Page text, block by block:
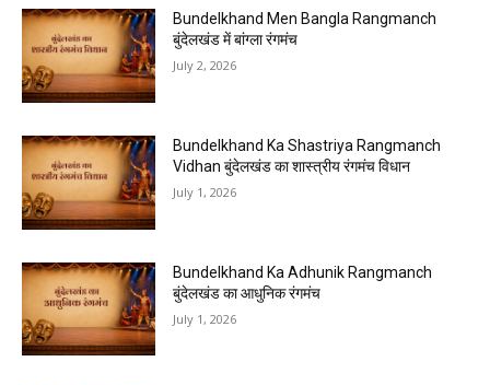
Bundelkhand Men Bangla Rangmanch
बुंदेलखंड में बांग्ला रंगमंच
July 2, 2026
Bundelkhand Ka Shastriya Rangmanch
Vidhan बुंदेलखंड का शास्त्रीय रंगमंच विधान
July 1, 2026
Bundelkhand Ka Adhunik Rangmanch
बुंदेलखंड का आधुनिक रंगमंच
July 1, 2026